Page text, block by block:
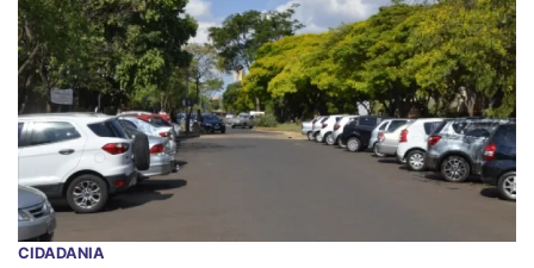
CIDADANIA